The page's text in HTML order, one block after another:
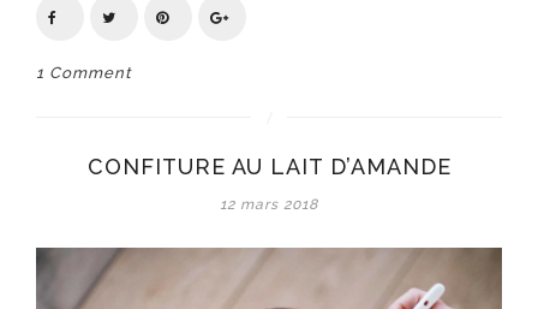
1 Comment
CONFITURE AU LAIT D’AMANDE
12 mars 2018